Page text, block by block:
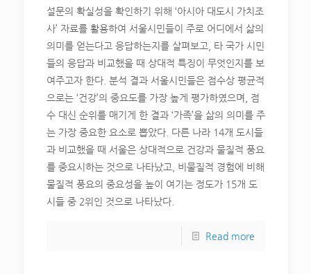
설문의 확실성을 확인하기 위해 ‘아시아 대도시 가치조
사’ 자료를 활용하여 서울시민들이 주로 어디에서 삶의
의미를 얻는다고 응답하는지를 살펴보고, 타 국가 시민
들의 응답과 비교했을 때 상대적 특징이 무엇인지를 보
여주고자 한다. 분석 결과 서울시민들은 점수상 평균적
으로는 ‘건강’의 중요도를 가장 높게 평가하였으며, 점
수 대신 순위를 매기게 한 결과 ‘가족’을 삶의 의미를 주
는 가장 중요한 요소로 뽑았다. 다른 나라 14개 도시들
과 비교했을 때 서울은 상대적으로 건강과 물질적 풍요
를 중요시하는 것으로 나타났고, 비물질적 경험에 비해
물질적 풍요의 중요성을 높이 여기는 정도가 15개 도
시들 중 2위인 것으로 나타났다.
Read more